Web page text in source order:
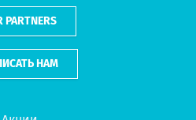
PARTNERS
НАМ